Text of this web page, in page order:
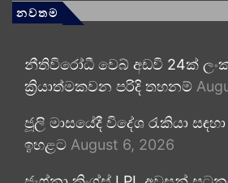
නවතම
නීතිවිරෝධී වෙබ් අඩවි 24ක්
ක්‍රියාත්මකවන පරිදි තහනම්
ජූලි මාසයේදී විදේශ රැකියා
ඉහළට August 6, 2026